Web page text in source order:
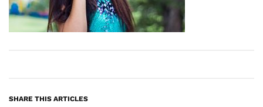
SHARE THIS ARTICLES